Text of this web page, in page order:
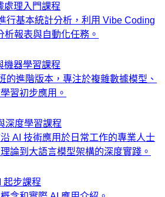
處理入門課程
行基本統計分析，利用 Vibe Coding
報表與自動化任務。
機器學習課程
的進階版本，專注於複雜數據模型、
習初步應用。
深度學習課程
AI 技術應用於日常工作的專業人士
論到大語言模型架構的深度實踐。
起步課程